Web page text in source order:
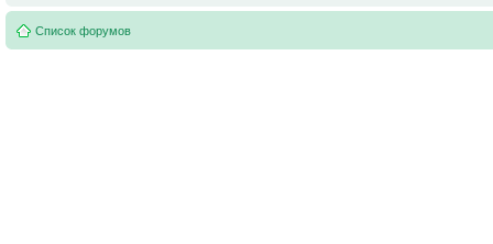
Список форумов